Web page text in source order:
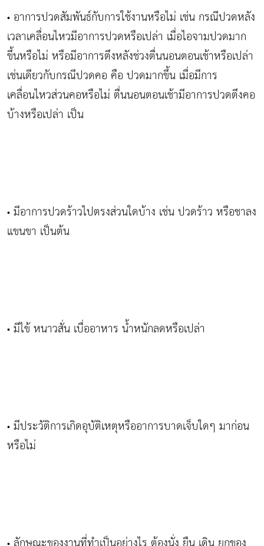
• อาการปวดสัมพันธ์กับการใช้งานหรือไม่ เช่น กรณีปวดหลัง
เวลาเคลื่อนไหวมีอาการปวดหรือเปล่า เมื่อไอจามปวดมาก
ขึ้นหรือไม่ หรือมีอาการตึงหลังช่วงตื่นนอนตอนเช้าหรือเปล่า
เช่นเดียวกับกรณีปวดคอ คือ ปวดมากขึ้น เมื่อมีการ
เคลื่อนไหวส่วนคอหรือไม่ ตื่นนอนตอนเช้ามีอาการปวดตึงคอ
บ้างหรือเปล่า เป็น
• มีอาการปวดร้าวไปตรงส่วนใดบ้าง เช่น ปวดร้าว หรือชาลง
แขนขา เป็นต้น
• มีไข้ หนาวสั่น เบื่ออาหาร น้ำหนักลดหรือเปล่า
• มีประวัติการเกิดอุบัติเหตุหรืออาการบาดเจ็บใดๆ มาก่อน
หรือไม่